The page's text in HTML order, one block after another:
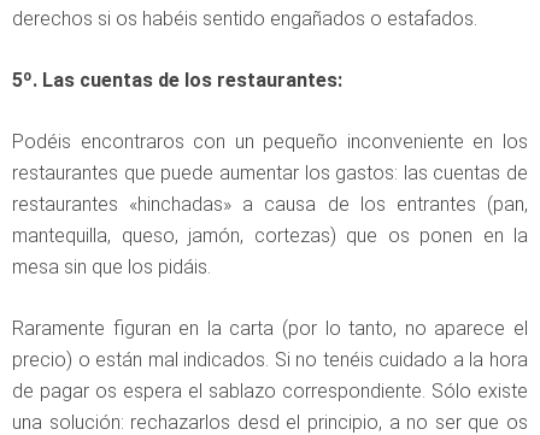
derechos si os habéis sentido engañados o estafados.
5º. Las cuentas de los restaurantes:
Podéis encontraros con un pequeño inconveniente en los
restaurantes que puede aumentar los gastos: las cuentas de
restaurantes «hinchadas» a causa de los entrantes (pan,
mantequilla, queso, jamón, cortezas) que os ponen en la
mesa sin que los pidáis.
Raramente figuran en la carta (por lo tanto, no aparece el
precio) o están mal indicados. Si no tenéis cuidado a la hora
de pagar os espera el sablazo correspondiente. Sólo existe
una solución: rechazarlos desd el principio, a no ser que os